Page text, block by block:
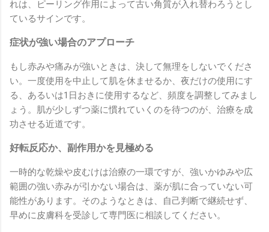
れは、ピーリング作用によって古い角質が入れ替わろうとし
ているサインです。
症状が強い場合のアプローチ
もし赤みや痛みが強いときは、決して無理をしないでくださ
い。一度使用を中止して肌を休ませるか、夜だけの使用にす
る、あるいは1日おきに使用するなど、頻度を調整してみまし
ょう。肌が少しずつ薬に慣れていくのを待つのが、治療を成
功させる近道です。
好転反応か、副作用かを見極める
一時的な乾燥や皮むけは治療の一環ですが、強いかゆみや広
範囲の強い赤みが引かない場合は、薬が肌に合っていない可
能性があります。そのようなときは、自己判断で継続せず、
早めに皮膚科を受診して専門医に相談してください。